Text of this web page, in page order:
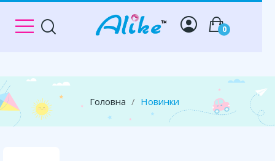
0
Головна Новинки